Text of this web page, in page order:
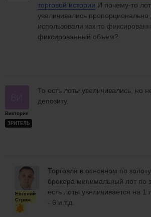
торговой истории И почему-то
увеличивались пропорционально
использовали как-то
фиксированный объём?
Виктория
ЗРИТЕЛЬ
То есть лоты увеличивались, но
депозиту.
Евгений
Стриж
Торговля в основном по
брокера минимальный лот по
есть лоты увеличивается на 1
- 6 и.т.д.